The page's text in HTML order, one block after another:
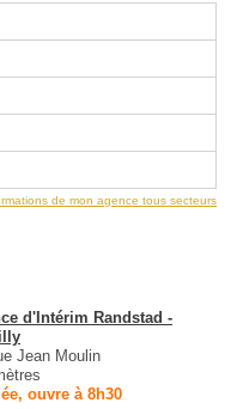
de mon agence tous secteurs
d'Intérim Randstad -
Jean Moulin
ouvre à 8h30